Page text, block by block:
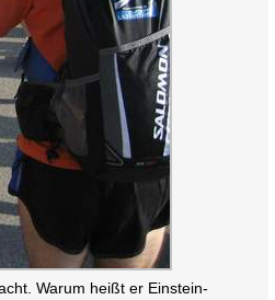
Warum heißt er Einstein-